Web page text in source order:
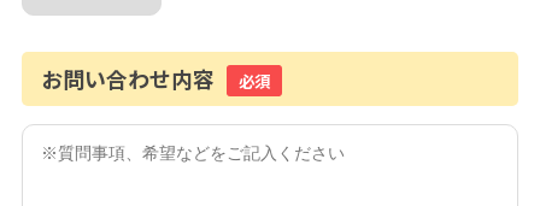
お問い合わせ内容 必須